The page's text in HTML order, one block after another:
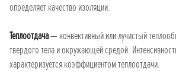
определяет качество изоляции.
Теплоотдача— конвективный или лучистый
твердого тела и окружающей средой.
характеризуется коэффициентом теплоотдачи.